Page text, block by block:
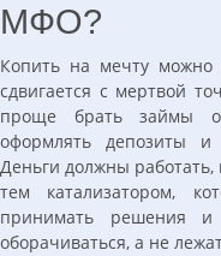
МФО?
Копить на мечту можно
сдвигается с мертвой
проще брать займы
оформлять депозиты и
Деньги должны
тем катализатором,
принимать решения и
оборачиваться, а не